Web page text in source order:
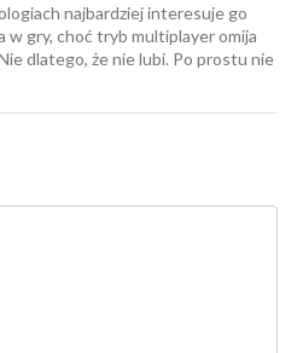
najbardziej interesuje go
w gry, choć tryb multiplayer omija
dlatego, że nie lubi. Po prostu nie